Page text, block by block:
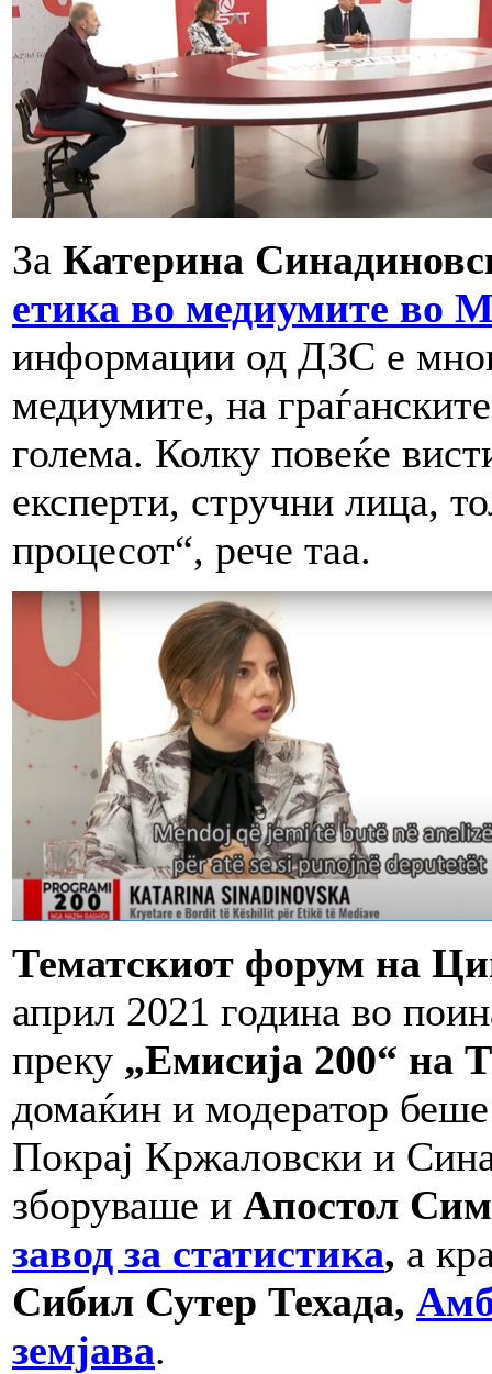
За Катерина
етика во медиумите во
информации од ДЗС е
медиумите, на
голема. Колку повеќе
експерти, стручни лица,
процесот“, рече таа.
Тематскиот форум на
април 2021 година во
преку „Емисија 200“ на
домаќин и модератор
Покрај Кржаловски и
зборуваше и Апостол
завод за статистика, а
Сибил Сутер Техада,
земјава.